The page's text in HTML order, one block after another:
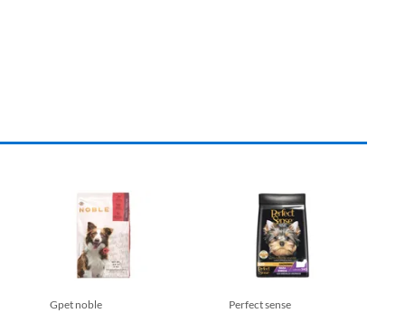
gpet noble perfect sense